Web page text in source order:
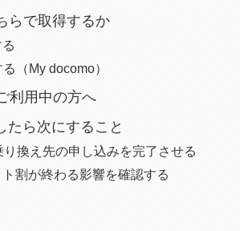
らで取得するか
（My docomo）
利用中の方へ
たら次にすること
換え先の申し込みを完了させる
ト割が終わる影響を確認する